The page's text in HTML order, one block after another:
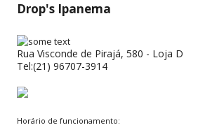
Drop's Ipanema
Rua Visconde de Pirajá, 580 - Loja D
Tel:(21) 96707-3914
Horário de funcionamento: